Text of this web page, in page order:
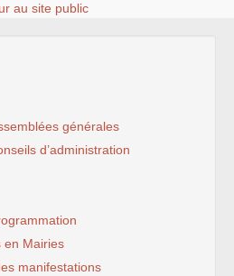
au site public
générales
d’administration
en Mairies
manifestations